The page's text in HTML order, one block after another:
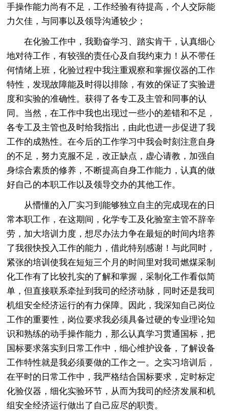
手操作能力尚有不足，工作经验有待提高，个人交际能
力欠佳，与同事以及领导沟通较少；
在化验工作中，我勤奋学习、踏实肯干，认真细心
地对待工作，有较强的责任心及自我约束力！从不带任
何情绪上班，化验过程中我注重观察和掌握仪器的工作
特性，发现故障能及时得以排除，有效的保证了实验进
度和实验的准确性。获得了各专工及主管和同事的认
同。当然，在工作中我也出现过一些小的差错和不足，
各专工及主管也及时给我指出，由此也进一步促进了我
工作的成熟性。在今后的工作学习中我会时刻注意自身
的不足，努力克服不足，改正缺点，虚心请教，加强自
身综合素质的修养，不断提高自身工作能力，认真的做
好自己的本职工作以及领导交办的其他工作。
从懵懂的入厂实习到能够独立自主的完成现在的日
常本职工作，在这期间，化学专工及化验室主管不辞辛
劳，加大培训力度，想尽办法力争在最短的时间内培养
了我很快投入工作的能力，借此特别感谢！与此同时，
紧张的培训使我在短短三个月的时间里对我司燃煤采制
化工作有了比较扎实的了解和掌握，采制化工作看似简
单，但直接联系牵扯到我司的经济动脉，同时还是我司
机组安全经济运行的有力保障。因此，我深知自己岗位
工作的重要性，岗位要求我必须具备过硬的专业理论知
识和熟练的动手操作能力，那么认真学习贯通国标，把
国标要求落实到日常工作中，细心维护设备，了解设备
工作特性就是我必须要做的工作之一。之实习培训后，
在平时的日常工作中，我严格结合国标要求，定时标定
化验仪器，细化实验环节，从而为我司的经济发展和机
组安全经济运行做出了自己应尽的职责。